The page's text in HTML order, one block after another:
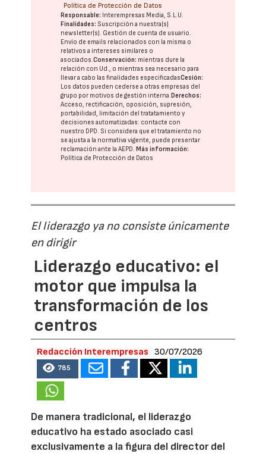
Política de Protección de Datos
Responsable: Interempresas Media, S.L.U.
Finalidades: Suscripción a nuestra(s)
newsletter(s). Gestión de cuenta de usuario.
Envío de emails relacionados con la misma o
relativos a intereses similares o
asociados.Conservación: mientras dure la
relación con Ud., o mientras sea necesario para
llevar a cabo las finalidades especificadasCesión:
Los datos pueden cederse a otras empresas del
grupo por motivos de gestión interna.Derechos:
Acceso, rectificación, oposición, supresión,
portabilidad, limitación del tratatamiento y
decisiones automatizadas: contacte con
nuestro DPD. Si considera que el tratamiento no
se ajusta a la normativa vigente, puede presentar
reclamación ante laAEPD.Más información:
Política de Protección de Datos
El liderazgo ya no consiste únicamente
en dirigir
Liderazgo educativo: el
motor que impulsa la
transformación de los
centros
Redacción Interempresas 30/07/2026
785
De manera tradicional, el liderazgo
educativo ha estado asociado casi
exclusivamente a la figura del director del